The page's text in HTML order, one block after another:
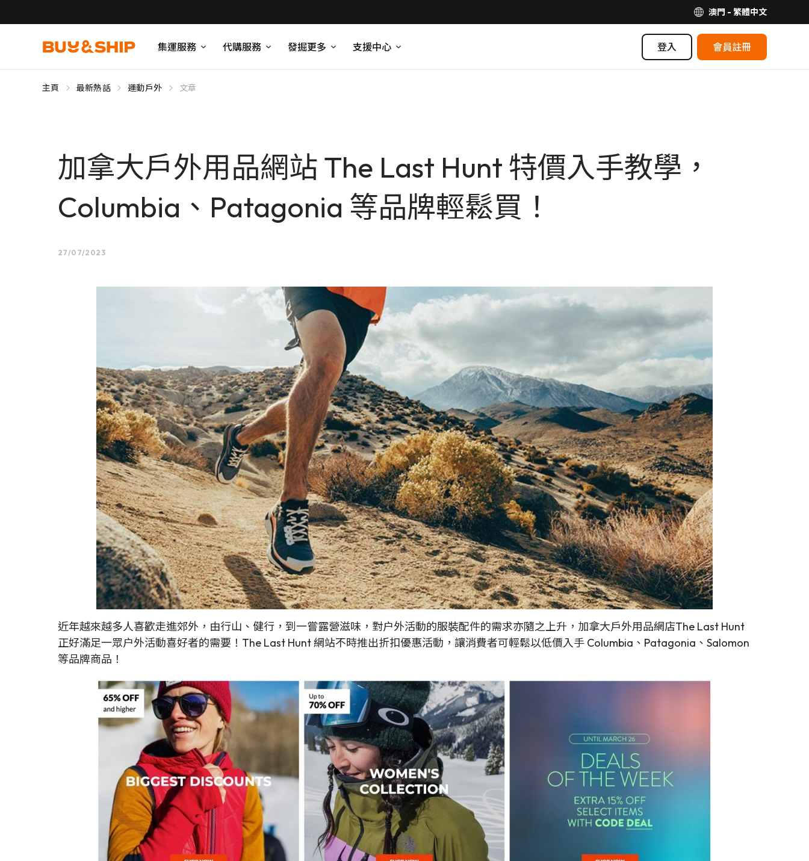
澳門 - 繁體中文
集運服務 代購服務 發掘更多 支援中心 登入 會員註冊
主頁 最新熱話 運動戶外 文章
加拿大戶外用品網站 The Last Hunt 特價入手教學，
Columbia、Patagonia 等品牌輕鬆買！
27/07/2023
近年越來越多人喜歡走進郊外，由行山、健行，到一嘗露營滋味，對户外活動的服裝配件的需求亦隨之上升，加拿大戶外用品網店The Last Hunt
正好滿足一眾户外活動喜好者的需要！The Last Hunt 網站不時推出折扣優惠活動，讓消費者可輕鬆以低價入手 Columbia、Patagonia、Salomon
等品牌商品！